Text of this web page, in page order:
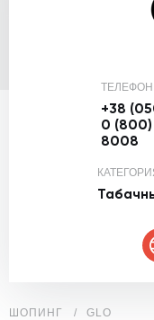
ТЕЛЕФОН:
+38
0
8008
ШОПИНГ GLO